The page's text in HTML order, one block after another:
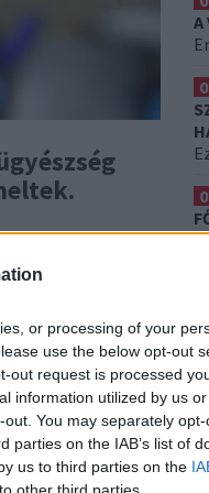
or processing of your
use the below opt-out
out request is processed
information utilized by us
You may separately
parties on the IAB’s list of
us to third parties on the
aki épp egy
az
fizetett.A
ügyészség,
A